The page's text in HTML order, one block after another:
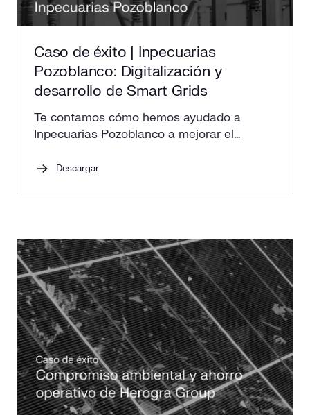
Caso de éxito | Inpecuarias
Pozoblanco: Digitalización y
desarrollo de Smart Grids
Te contamos cómo hemos ayudado a
Inpecuarias Pozoblanco a mejorar el
visibilidad de su red de distribución.
Descargar